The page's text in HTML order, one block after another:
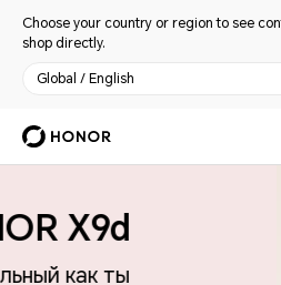
Choose your country or region to see
shop directly.
Global / English
200 МП ультра-четкая